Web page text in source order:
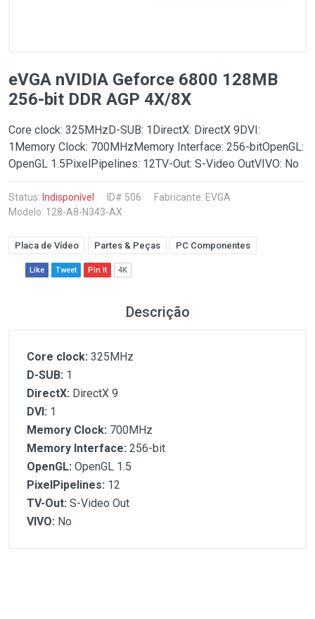
eVGA nVIDIA Geforce 6800 128MB
256-bit DDR AGP 4X/8X
Core clock: 325MHzD-SUB: 1DirectX: DirectX 9DVI:
1Memory Clock: 700MHzMemory Interface: 256-bitOpenGL:
OpenGL 1.5PixelPipelines: 12TV-Out: S-Video OutVIVO: No
Status: Indisponível ID# 506 Fabricante: EVGA
Modelo: 128-A8-N343-AX
Placa de Vídeo Partes & Peças PC Componentes
Like Tweet Pin It 4K
Descrição
Core clock: 325MHz
D-SUB: 1
DirectX: DirectX 9
DVI: 1
Memory Clock: 700MHz
Memory Interface: 256-bit
OpenGL: OpenGL 1.5
PixelPipelines: 12
TV-Out: S-Video Out
VIVO: No